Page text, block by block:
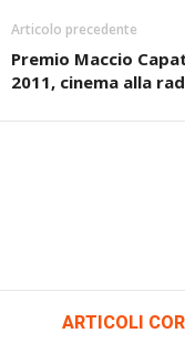
Articolo precedente
Premio Maccio
2011, cinema alla
ARTICOLI